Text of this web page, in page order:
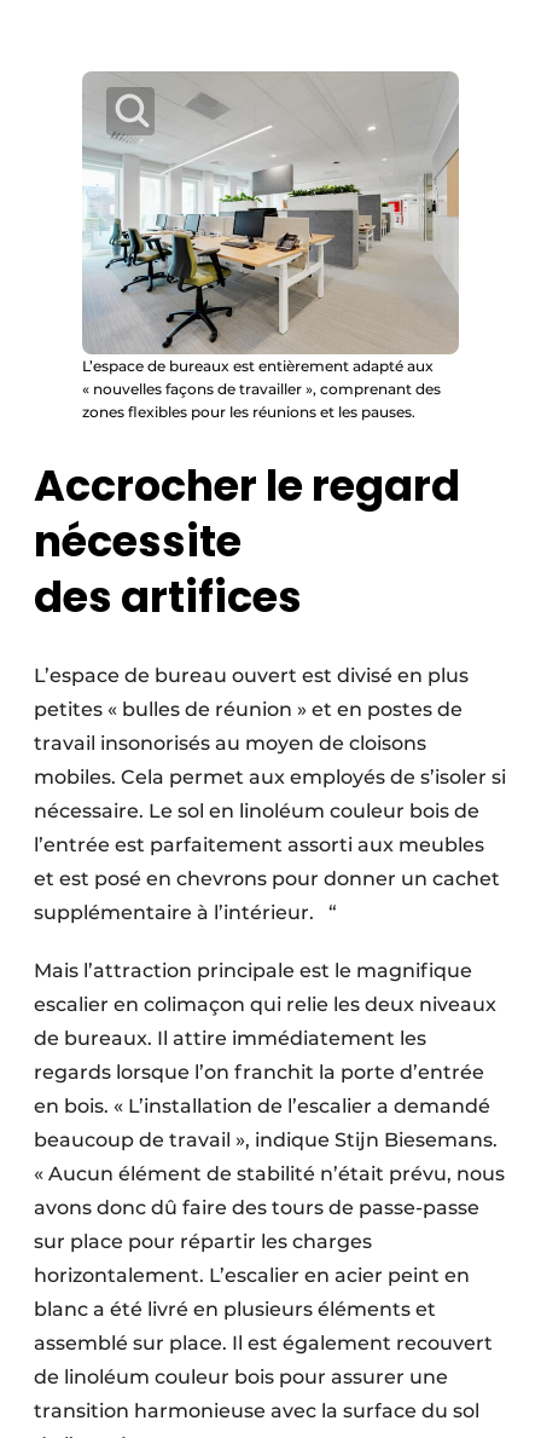
L’espace de bureaux est entièrement adapté aux
« nouvelles façons de travailler », comprenant des
zones flexibles pour les réunions et les pauses.
Accrocher le regard
nécessite
des artifices
L’espace de bureau ouvert est divisé en plus
petites « bulles de réunion » et en postes de
travail insonorisés au moyen de cloisons
mobiles. Cela permet aux employés de s’isoler si
nécessaire. Le sol en linoléum couleur bois de
l’entrée est parfaitement assorti aux meubles
et est posé en chevrons pour donner un cachet
supplémentaire à l’intérieur. “
Mais l’attraction principale est le magnifique
escalier en colimaçon qui relie les deux niveaux
de bureaux. Il attire immédiatement les
regards lorsque l’on franchit la porte d’entrée
en bois. « L’installation de l’escalier a demandé
beaucoup de travail », indique Stijn Biesemans.
« Aucun élément de stabilité n’était prévu, nous
avons donc dû faire des tours de passe-passe
sur place pour répartir les charges
horizontalement. L’escalier en acier peint en
blanc a été livré en plusieurs éléments et
assemblé sur place. Il est également recouvert
de linoléum couleur bois pour assurer une
transition harmonieuse avec la surface du sol